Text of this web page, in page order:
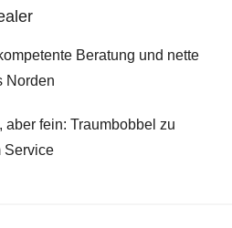
Beratung und nette
Norden
aber fein: Traumbobbel zu
Service